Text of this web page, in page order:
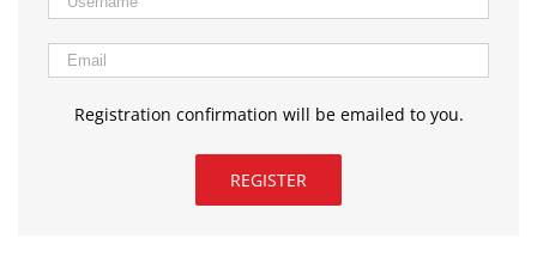
Registration confirmation will be emailed to you.
REGISTER